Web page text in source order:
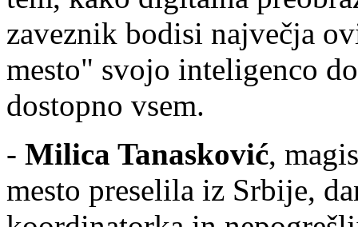
zaveznik bodisi največja
mesto" svojo inteligenco
dostopno vsem.
- Milica Tanasković,
mesto preselila iz Srbije,